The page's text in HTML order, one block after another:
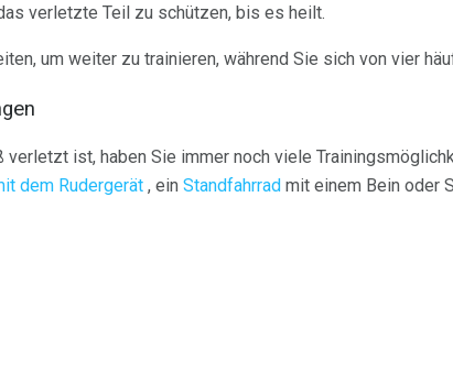
verletzte Teil zu schützen, bis es heilt.
um weiter zu trainieren, während Sie sich von vier
verletzt ist, haben Sie immer noch viele
dem Rudergerät , ein Standfahrrad mit einem Bein oder